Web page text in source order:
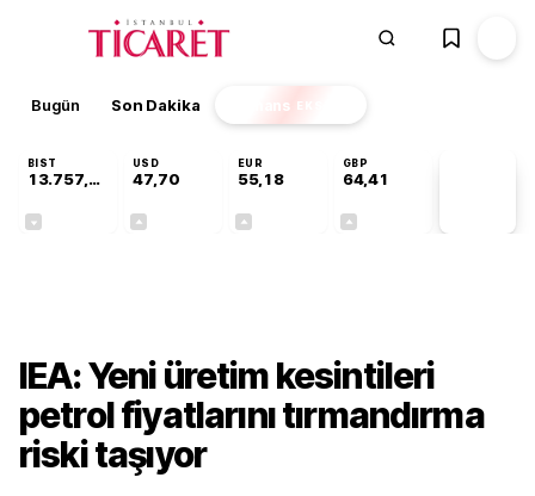
Bugün Son Dakika Finans EKSTRA
BIST
13.757,42
USD
47,70
EUR
55,18
GBP
64,41
IEA: Yeni üretim kesintileri
petrol fiyatlarını tırmandırma
riski taşıyor